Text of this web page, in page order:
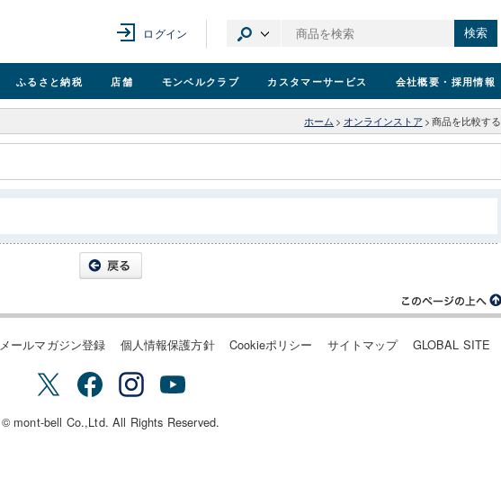
ログイン 検索
ふるさと納税 店舗 モンベルクラブ カスタマーサービス 会社概要 ・採用情報
ホーム > オンラインストア > 商品を比較する
メールマガジン登録 個人情報保護方針 Cookieポリシー サイトマップ GLOBAL SITE
© mont-bell Co.,Ltd. All Rights Reserved.